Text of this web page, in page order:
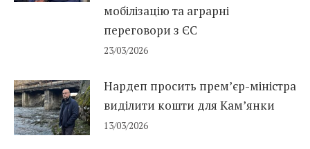
мобілізацію та аграрні
переговори з ЄС
23/03/2026
Нардеп просить прем’єр-міністра
виділити кошти для Кам’янки
13/03/2026